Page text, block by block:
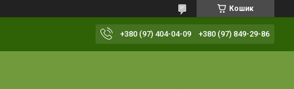
Кошик
+380 (97) 404-04-09 +380 (97) 849-29-86